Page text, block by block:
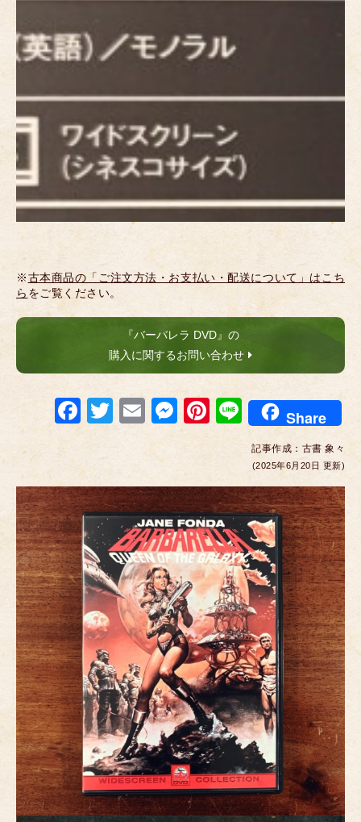
※古本商品の「ご注文方法・お支払い・配送について」はこち
ら をご覧ください。
『バーバレラ DVD』の
購入に関するお問い合わせ
F
c
e
b
o
o
k
T
wi
er
E
m
ail
M
e
e
n
g
er
Pi
nt
er
e
st
Li
n
e
Share
記事作成： 古書 象々
(2025年6月20日 更新)